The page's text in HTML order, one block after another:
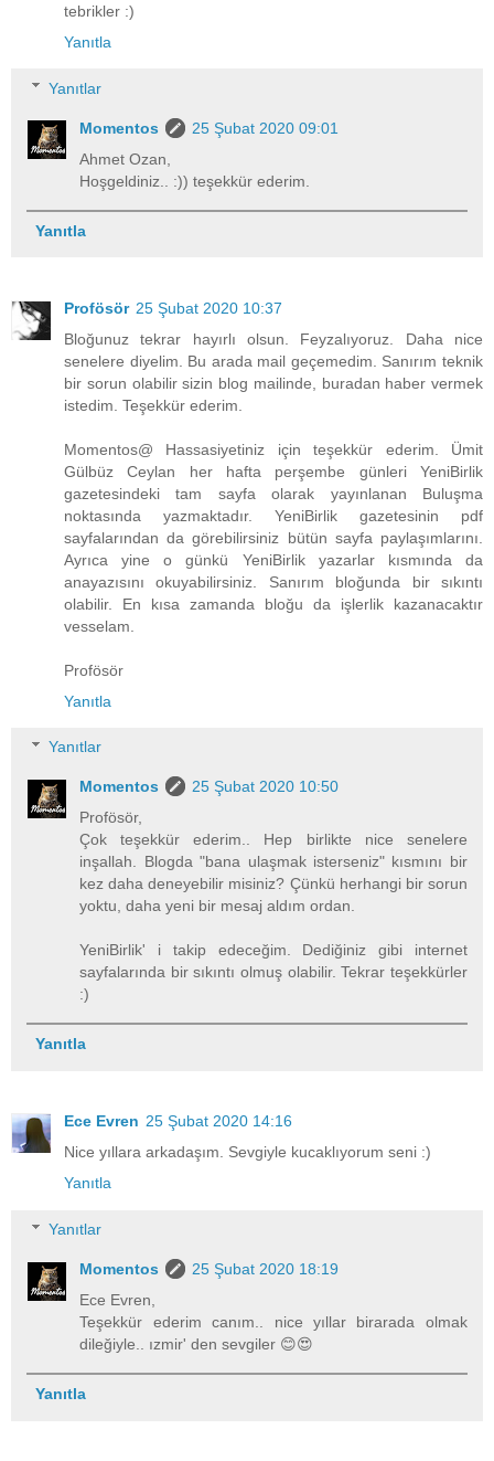
tebrikler :)
Yanıtla
Yanıtlar
Momentos
25 Şubat 2020 09:01
Ahmet Ozan,
Hoşgeldiniz.. :)) teşekkür ederim.
Yanıtla
Profösör 25 Şubat 2020 10:37
Bloğunuz tekrar hayırlı olsun. Feyzalıyoruz. Daha nice
senelere diyelim. Bu arada mail geçemedim. Sanırım teknik
bir sorun olabilir sizin blog mailinde, buradan haber vermek
istedim. Teşekkür ederim.
Momentos@ Hassasiyetiniz için teşekkür ederim. Ümit
Gülbüz Ceylan her hafta perşembe günleri YeniBirlik
gazetesindeki tam sayfa olarak yayınlanan Buluşma
noktasında yazmaktadır. YeniBirlik gazetesinin pdf
sayfalarından da görebilirsiniz bütün sayfa paylaşımlarını.
Ayrıca yine o günkü YeniBirlik yazarlar kısmında da
anayazısını okuyabilirsiniz. Sanırım bloğunda bir sıkıntı
olabilir. En kısa zamanda bloğu da işlerlik kazanacaktır
vesselam.
Profösör
Yanıtla
Yanıtlar
Momentos
25 Şubat 2020 10:50
Profösör,
Çok teşekkür ederim.. Hep birlikte nice senelere
inşallah. Blogda "bana ulaşmak isterseniz" kısmını bir
kez daha deneyebilir misiniz? Çünkü herhangi bir sorun
yoktu, daha yeni bir mesaj aldım ordan.
YeniBirlik' i takip edeceğim. Dediğiniz gibi internet
sayfalarında bir sıkıntı olmuş olabilir. Tekrar teşekkürler
:)
Yanıtla
Ece Evren 25 Şubat 2020 14:16
Nice yıllara arkadaşım. Sevgiyle kucaklıyorum seni :)
Yanıtla
Yanıtlar
Momentos
25 Şubat 2020 18:19
Ece Evren,
Teşekkür ederim canım.. nice yıllar birarada olmak
dileğiyle.. ızmir' den sevgiler 😊😍
Yanıtla